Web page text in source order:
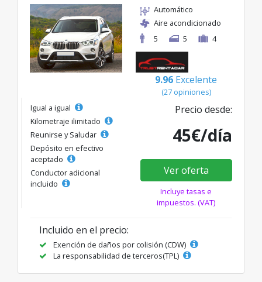
Automático
Aire acondicionado
5
5 4
9.96 Excelente
(27 opiniones)
Igual a igual
Kilometraje ilimitado
Reunirse y Saludar
Depósito en efectivo
aceptado
Conductor adicional
incluido
Precio desde:
45€/día
Ver oferta
Incluye tasas e
impuestos. (VAT)
Incluido en el precio:
Exención de daños por colisión (CDW)
La responsabilidad de terceros(TPL)